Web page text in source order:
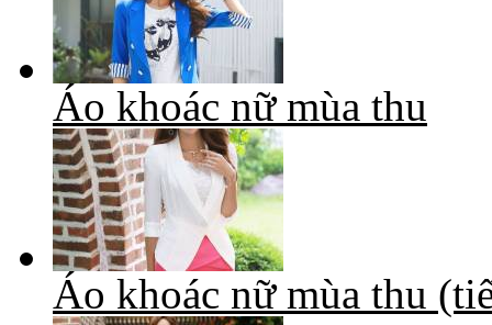
Áo khoác nữ mùa thu
Áo khoác nữ mùa thu